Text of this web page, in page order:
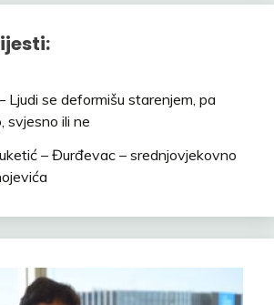
Ljudi se deformišu starenjem, pa
svjesno ili ne
– Đurđevac – srednjovjekovno